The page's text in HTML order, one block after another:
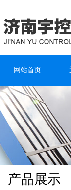
网站首页
产品展示